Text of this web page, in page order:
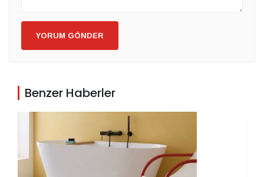
YORUM GÖNDER
Benzer Haberler